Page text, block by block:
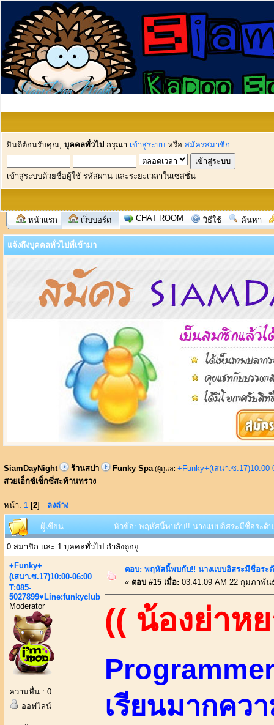
ยินดีต้อนรับคุณ, บุคคลทั่วไป กรุณา เข้าสู่ระบบ หรือ สมัครสมาชิก
เข้าสู่ระบบด้วยชื่อผู้ใช้ รหัสผ่าน และระยะเวลาในเซสชั่น
หน้าแรก เว็บบอร์ด CHAT ROOM วิธีใช้ ค้นหา
แจ้งถึงบุคคลทั่วไปที่เข้ามา
SiamDayNight ร้านสปา Funky Spa (ผู้ดูแล: +Funky+(เสนา.ซ
สวยเอ็กซ์เซ็กซี่สะท้านทรวง
หน้า: 1 [2] ลงล่าง
ผู้เขียน หัวข้อ: พฤหัสนี้พบกับ!! นางแบบอิสระมีชื่อระดับ
0 สมาชิก และ 1 บุคคลทั่วไป กำลังดูอยู่
+Funky+
(เสนา.ซ.17)10:00-06:00
T:085-
5027899♥Line:funkyclub
Moderator
ความหื่น : 0
ออฟไลน์
ตอบ: พฤหัสนี้พบกับ!! นางแบบอิสระมีชื่อระ
« ตอบ #15 เมื่อ: 03:41:09 AM 22 กุมภาพัน
(( น้องย่าห
เรียนมากคว